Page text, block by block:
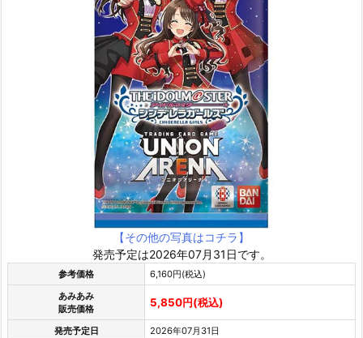
【その他の写真はコチラ】
発売予定は2026年07月31日です。
参考価格
6,160円(税込)
あみあみ
販売価格
5,850円(税込)
発売予定日 2026年07月31日